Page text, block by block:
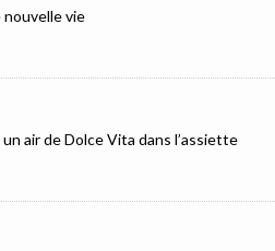
nouvelle vie
air de Dolce Vita dans l’assiette